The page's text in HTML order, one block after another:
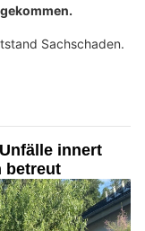
Sachschaden.
innert
betreut